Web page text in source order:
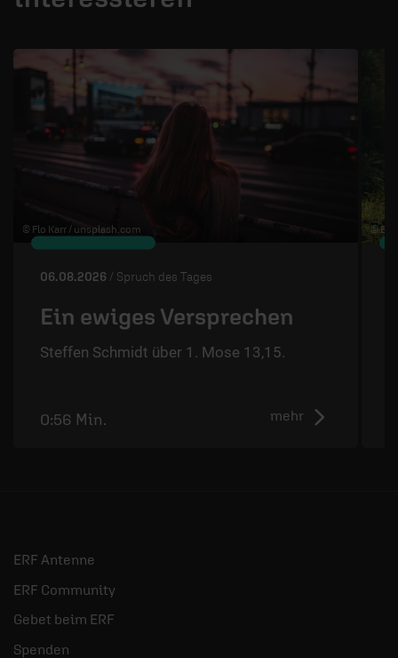
© Flo Karr / unsplash.com
06.08.2026 / Spruch des Tages
Ein ewiges Versprechen
Steffen Schmidt über 1. Mose 13,15.
mehr
0:56 Min.
©
ERF Antenne
ERF Community
Gebet beim ERF
Spenden